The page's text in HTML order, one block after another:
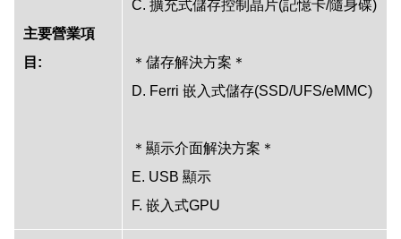
主要營業項
目:
C. 擴充式儲存控制晶片(記憶卡/隨身碟)
＊儲存解決方案＊
D. Ferri 嵌入式儲存(SSD/UFS/eMMC)
＊顯示介面解決方案＊
E. USB 顯示
F. 嵌入式GPU